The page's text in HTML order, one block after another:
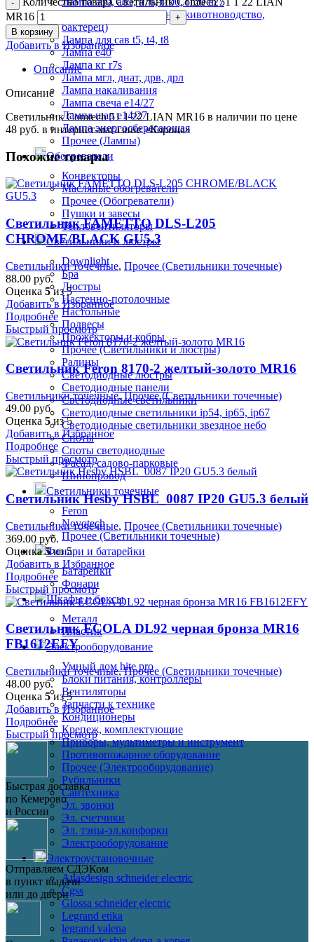
Лампа для (мясо, зелень, животноводство,
бактерец)
Лампа для сав t5, t4, t8
Лампа е40
Лампа кг r7s
Лампа мгл, днат, дрв, дрл
Лампа накаливания
Лампа свеча е14/27
Лампа шар е14/27
Лампа энергосберегающая
Прочее (Лампы)
Обогреватели
Конвекторы
Масляные обогреватели
Прочее (Обогреватели)
Пушки и завесы
Тепловентиляторы
Светильники и люстры
Downlight
Бра
Люстры
Настенно-потолочные
Настольные
Подвесы
Прожекторы и кобры
Прочее (Светильники и люстры)
Ралины
Светодиодные люстры
Светодиодные панели
Светодиодные светильники
Светодиодные светильники ip54, ip65, ip67
Светодиодные светильники звездное небо
Споты
Споты светодиодные
Фасад, садово-парковые
Шинопровод
Светильники точечные
Feron
Novotech
Прочее (Светильники точечные)
Фонари и батарейки
Батарейки
Фонари
Шкафы и боксы
Металл
Пластик
Электрооборудование
Умный дом hite pro
Блоки питания, контроллеры
Вентиляторы
Запчасти к технике
Кондиционеры
Крепеж, комплектующие
Приборы, мультиметры и инструмент
Противопожарное оборудование
Прочее (Электрооборудование)
Рубильники
Сантехника
Эл. звонки
Эл. счетчики
Эл. тэны-эл.конфорки
Электрооборудование
Электроустановочные
Atlasdesign schneider electric
Cgss
Glossa schneider electric
Legrand etika
legrand valena
MR16
В корзину
Добавить в Избранное
Описание
Описание
Светильник Comtech 51 1 22 LIAN MR16 в наличии по цене
48 руб. в интернет-магазине «Корона»
Похожие товары
Светильник FAMETTO DLS-L205
CHROME/BLACK GU5.3
Светильники точечные, Прочее (Светильники точечные)
88.00 руб.
Оценка 5из 5
Добавить в Избранное
Подробнее
Быстрый просмотр
Светильник Feron 8170-2 желтый-золото MR16
Светильники точечные,Прочее (Светильники точечные)
49.00 руб.
Оценка 5из 5
Добавить в Избранное
Подробнее
Быстрый просмотр
Светильник Hesby HSBL_0087 IP20 GU5.3 белый
Светильники точечные, Прочее (Светильники точечные)
369.00 руб.
Оценка5из 5
Добавить в Избранное
Подробнее
Быстрый просмотр
Светильник ECOLA DL92 черная бронза MR16
FB1612EFY
Светильники точечные,Прочее (Светильники точечные)
48.00 руб.
Оценка 5из 5
Добавить в Избранное
Подробнее
Быстрый просмотр
Быстрая доставка
по Кемерово
и России
Отправляем СДЭКом
в пункт выдачи
или до двери